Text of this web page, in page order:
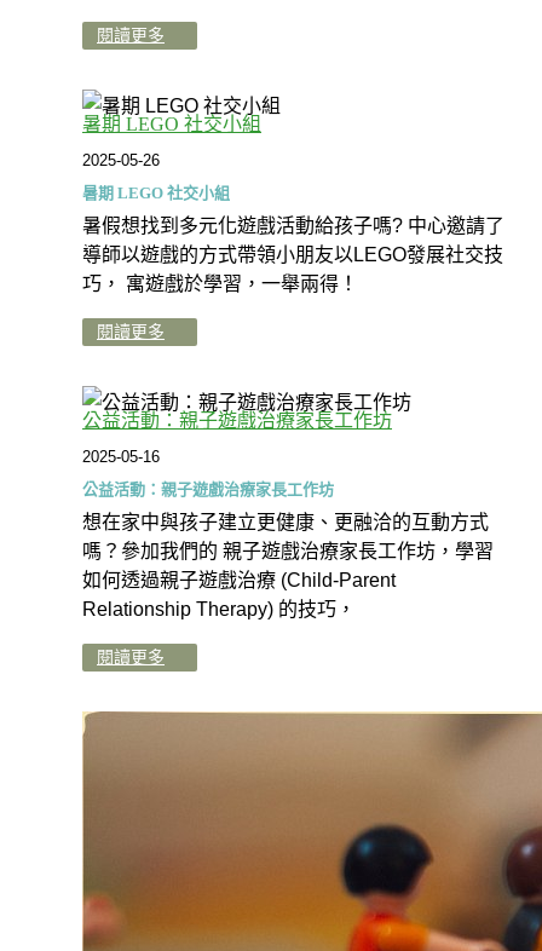
閱讀更多
暑期 LEGO 社交小組
2025-05-26
暑期 LEGO 社交小組
暑假想找到多元化遊戲活動給孩子嗎? 中心邀請了
導師以遊戲的方式帶領小朋友以LEGO發展社交技
巧， 寓遊戲於學習，一舉兩得！
閱讀更多
公益活動：親子遊戲治療家長工作坊
2025-05-16
公益活動：親子遊戲治療家長工作坊
想在家中與孩子建立更健康、更融洽的互動方式
嗎？參加我們的 親子遊戲治療家長工作坊，學習
如何透過親子遊戲治療 (Child-Parent
Relationship Therapy) 的技巧，
閱讀更多